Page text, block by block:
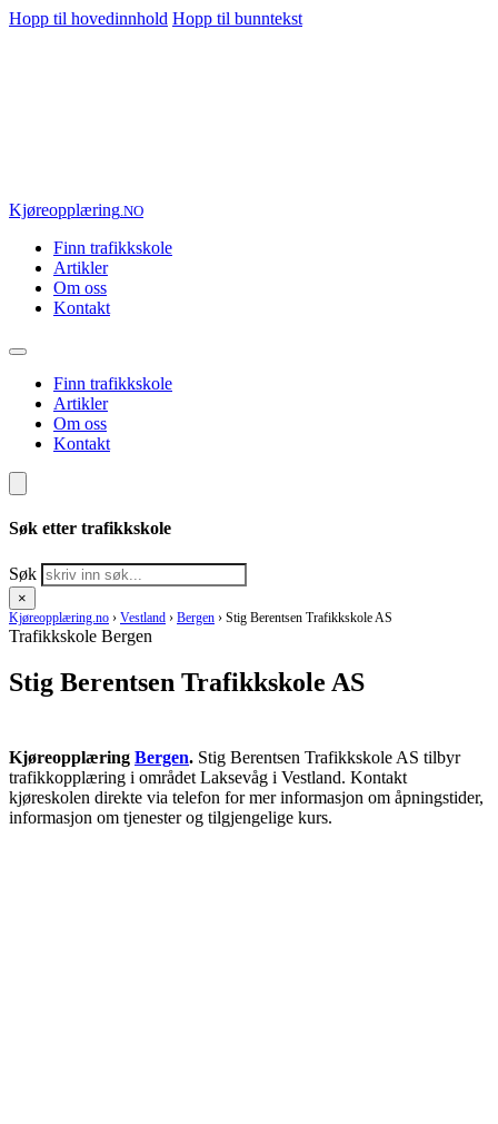
Hopp til hovedinnhold Hopp til bunntekst
Kjøreopplæring.NO
Finn trafikkskole
Artikler
Om oss
Kontakt
Finn trafikkskole
Artikler
Om oss
Kontakt
Søk etter trafikkskole
Søk
×
Kjøreopplæring.no › Vestland › Bergen › Stig Berentsen Trafikkskole AS
Trafikkskole Bergen
Stig Berentsen Trafikkskole AS
Kjøreopplæring Bergen. Stig Berentsen Trafikkskole AS tilbyr
trafikkopplæring i området Laksevåg i Vestland. Kontakt
kjøreskolen direkte via telefon for mer informasjon om åpningstider,
informasjon om tjenester og tilgjengelige kurs.